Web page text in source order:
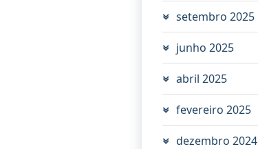
setembro 2025
junho 2025
abril 2025
fevereiro 2025
dezembro 2024